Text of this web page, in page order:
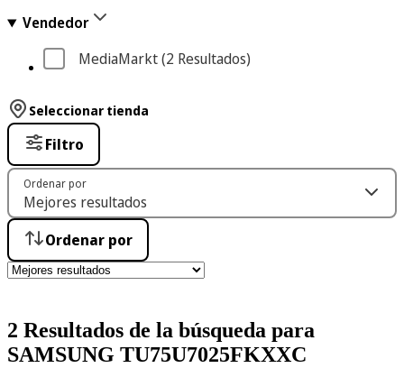
Vendedor
MediaMarkt (2 Resultados)
2 Resultados de la búsqueda para
SAMSUNG TU75U7025FKXXC
Seleccionar tienda
Filtro
Ordenar por
Ordenar por